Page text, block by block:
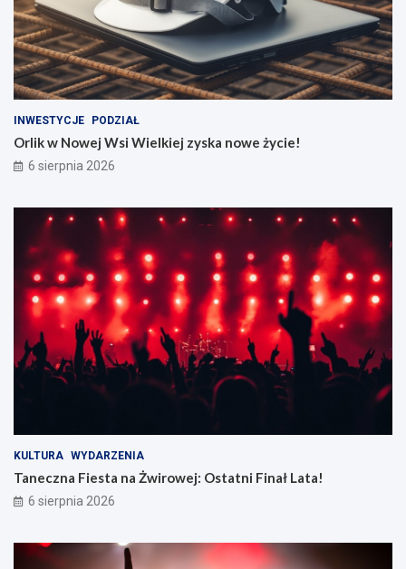
INWESTYCJE PODZIAŁ
Orlik w Nowej Wsi Wielkiej zyska nowe życie!
6 sierpnia 2026
KULTURA WYDARZENIA
Taneczna Fiesta na Żwirowej: Ostatni Finał Lata!
6 sierpnia 2026